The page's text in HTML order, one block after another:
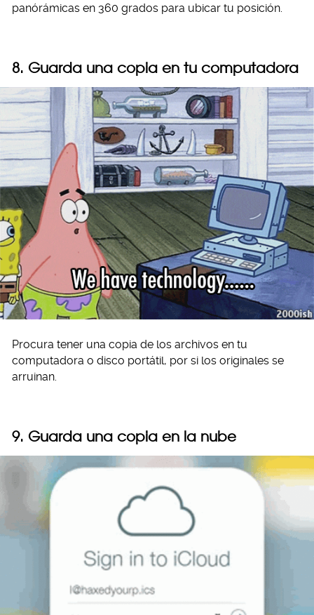
panórámicas en 360 grados para ubicar tu posición.
8. Guarda una copia en tu computadora
Procura tener una copia de los archivos en tu
computadora o disco portátil, por si los originales se
arruinan.
9. Guarda una copia en la nube